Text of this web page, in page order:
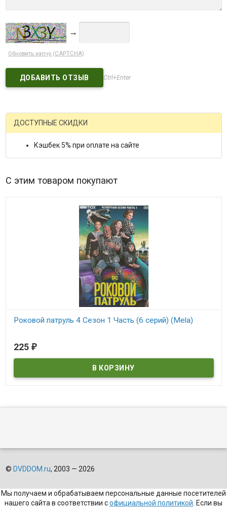
→
Обновить капчу (CAPTCHA)
Ctrl+Enter
ДОСТУПНЫЕ СКИДКИ
Кэшбек 5% при оплате на сайте
С этим товаром покупают
Роковой патруль 4 Сезон 1 Часть (6 серий) (Mela)
225 ₽
© DVDDOM.ru, 2003 — 2026
Мы получаем и обрабатываем персональные данные посетителей
нашего сайта в соответствии софициальной политикой . Если вы